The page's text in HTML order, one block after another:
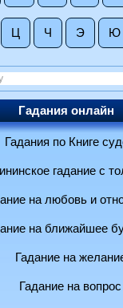
Ц Ч Э Ю
Гадания онлайн
Гадания по Книге
гадание с
на любовь и
на ближайшее
Гадание на
Гадание на вопрос